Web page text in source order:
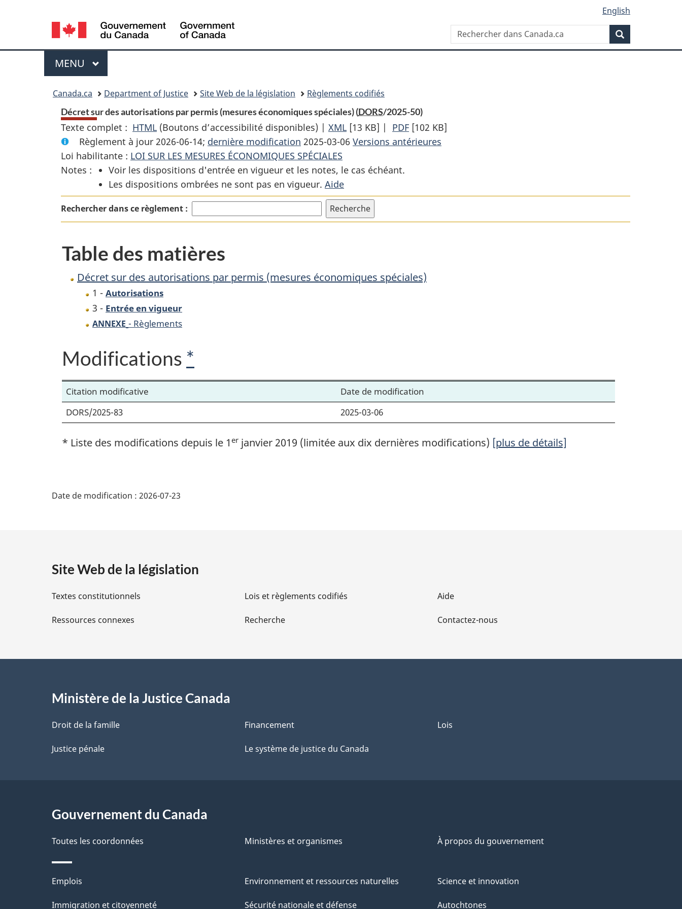
principal
À
site
version
Language
selection
English
Rechercher
dans
Canada.ca
Menu
MENU PRINCIPAL
Canada.ca Department of Justice Site Web de la législation
Règlements codifiés
Décret sur des autorisations par permis (mesures économiques spéciales) (DORS/2025-50)
Texte complet : HTML Texte
complet
:
Décret
sur
des
autorisations
(mesures
spéciales)
(Boutons d’accessibilité disponibles) | XML Texte
complet
Décret
des
autorisations
spéciales)
[13 KB] | PDF Texte
complet
des
économiques
spéciales)
[102 KB]
Règlement à jour 2026-06-14; dernière modification 2025-03-06 Versions antérieures
Loi habilitante : LOI SUR LES MESURES ÉCONOMIQUES SPÉCIALES
Notes :
Voir les dispositions d'entrée en vigueur et les notes, le cas échéant.
Les dispositions ombrées ne sont pas en vigueur. Aide
Rechercher dans ce règlement :
Table des matières
Décret sur des autorisations par permis (mesures économiques spéciales)
1 - Autorisations
3 - Entrée en vigueur
ANNEXE - Règlements
Modifications *
Citation modificative
Date de modification
DORS/2025-83
2025-03-06
* Liste des modifications depuis le 1 er janvier 2019 (limitée aux dix dernières modifications) [plus de détails]
i
l
s
l
a
p
e
Date de modification : 2026-07-23
Site Web de la législation
Textes constitutionnels
Ressources connexes
Lois et règlements codifiés
Recherche
Aide
Contactez-nous
Ministère de la Justice Canada
Droit de la famille
Justice pénale
Financement
Le système de justice du Canada
Lois
Gouvernement du Canada
Toutes les coordonnées Ministères et organismes À propos du gouvernement
Thèmes
et
Emplois
Immigration et citoyenneté
Environnement et ressources naturelles
Sécurité nationale et défense
Science et innovation
Autochtones